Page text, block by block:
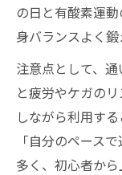
の日と有酸素運
身バランスよく鍛
注意点として、
と疲労やケガの
しながら利用す
「自分のペース
多く、初心者か